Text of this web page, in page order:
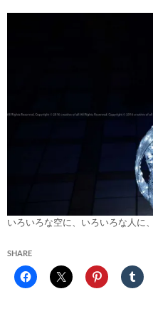
いろいろな空に、いろいろな人に
SHARE